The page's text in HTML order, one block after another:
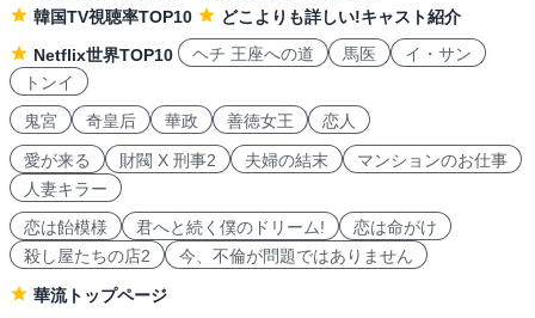
韓国TV視聴率TOP10
どこよりも詳しい!キャスト紹介
Netflix世界TOP10
ヘチ 王座への道 馬医
イ・サン
トンイ
鬼宮
奇皇后 華政 善徳女王 恋人
愛が来る 財閥 X 刑事2 夫婦の結末
マンションのお仕事
人妻キラー
恋は飴模様
君へと続く僕のドリーム!
恋は命がけ
殺し屋たちの店2
今、不倫が問題ではありません
華流トップページ